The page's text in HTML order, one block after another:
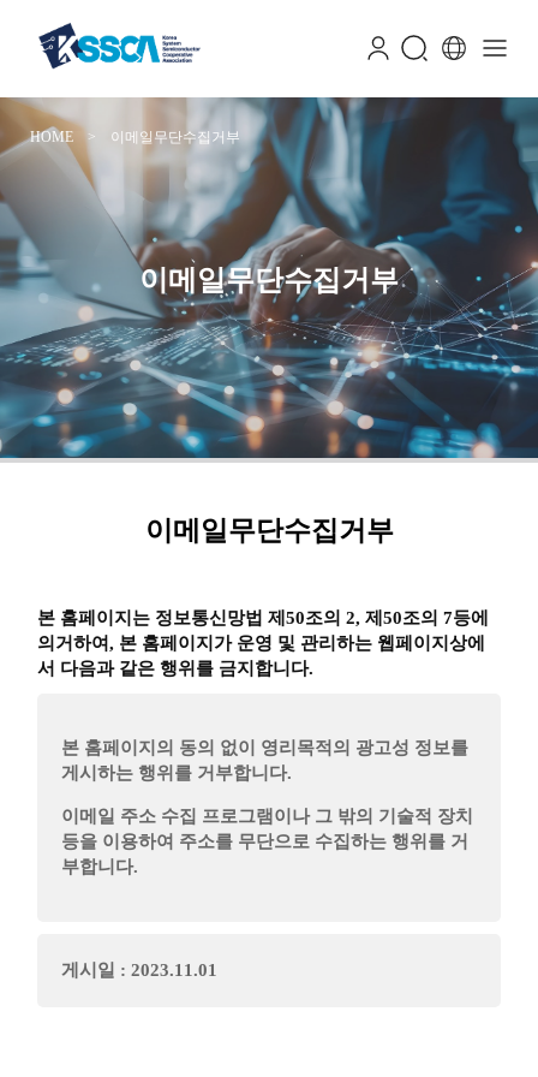
HOME > 이메일무단수집거부
이메일무단수집거부
이메일무단수집거부
본 홈페이지는 정보통신망법 제50조의 2, 제50조의 7등에
의거하여, 본 홈페이지가 운영 및 관리하는 웹페이지상에
서 다음과 같은 행위를 금지합니다.
본 홈페이지의 동의 없이 영리목적의 광고성 정보를
게시하는 행위를 거부합니다.
이메일 주소 수집 프로그램이나 그 밖의 기술적 장치
등을 이용하여 주소를 무단으로 수집하는 행위를 거
부합니다.
게시일 : 2023.11.01